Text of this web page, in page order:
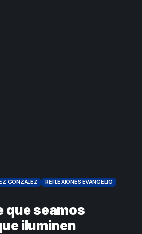
GONZÁLEZ
REFLEXIONES EVANGELIO
que seamos
iluminen